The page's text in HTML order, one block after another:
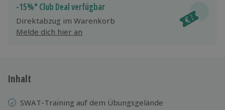
Jeder Gutschein für alle Erlebnisse einlösbar.
Maximale Sicherheit
10 Jahre gültig & verlängerbar.
-15%* Club Deal verfügbar
Direktabzug im Warenkorb
Melde dich hier an
Inhalt
SWAT-Training auf dem Übungsgelände